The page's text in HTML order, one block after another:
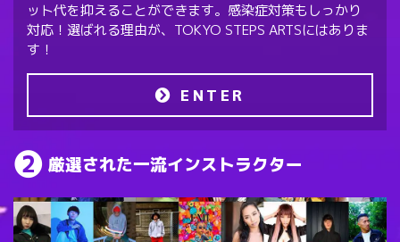
ット代を抑えることができます。感染症対策もしっかり
対応！選ばれる理由が、TOKYO STEPS ARTSにはありま
す！
ENTER
厳選された一流インストラクター